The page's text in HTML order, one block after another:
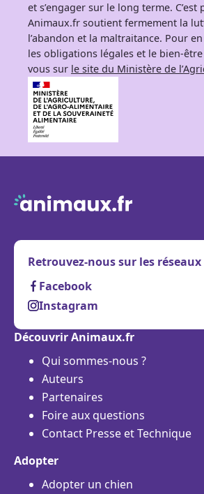
et s’engager sur le long terme. C’est
Animaux.fr soutient fermement la
l’abandon et la maltraitance. Pour
les obligations légales et le bien-
vous sur le site du Ministère de
Retrouvez-nous sur les
Facebook
Instagram
Découvrir Animaux.fr
Qui sommes-nous ?
Auteurs
Partenaires
Foire aux questions
Contact Presse et Technique
Adopter
Adopter un chien